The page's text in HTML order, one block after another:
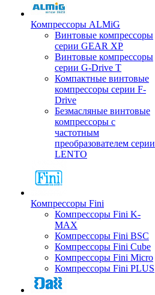
Компрессоры ALMiG
Винтовые компрессоры
серии GEAR XP
Винтовые компрессоры
серии G-Drive T
Компактные винтовые
компрессоры серии F-
Drive
Безмасляные винтовые
компрессоры с
частотным
преобразователем серии
LENTO
Компрессоры Fini
Компрессоры Fini K-
MAX
Компрессоры Fini BSC
Компрессоры Fini Cube
Компрессоры Fini Micro
Компрессоры Fini PLUS